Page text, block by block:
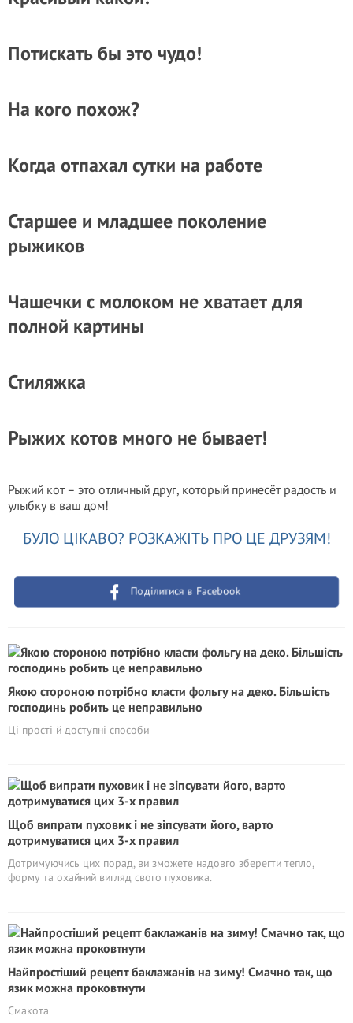
Потискать бы это чудо!
На кого похож?
Когда отпахал сутки на работе
Старшее и младшее поколение
рыжиков
Чашечки с молоком не хватает для
полной картины
Стиляжка
Рыжих котов много не бывает!
Рыжий кот – это отличный друг, который принесёт радость и
улыбку в ваш дом!
БУЛО ЦІКАВО? РОЗКАЖІТЬ ПРО ЦЕ ДРУЗЯМ!
Поділитися в Facebook
Якою стороною потрібно класти фольгу на деко. Більшість
господинь робить це неправильно
Ці прості й доступні способи
Щоб випрати пуховик і не зіпсувати його, варто
дотримуватися цих 3-х правил
Дотримуючись цих порад, ви зможете надовго зберегти тепло,
форму та охайний вигляд свого пуховика.
Найпростіший рецепт баклажанів на зиму! Смачно так, що
язик можна проковтнути
Смакота